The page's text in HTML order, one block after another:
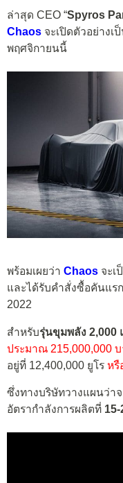
ล่าสุด CEO “Spyros
Chaos จะเปิดตัวอย่าง
พฤศจิกายนนี้
พร้อมเผยว่า Chaos จะเ
และได้รับคำสั่งซื้อคันแร
2022
สำหรับรุ่นขุมพลัง 2,000
ประมาณ 215,000,000
อยู่ที่ 12,400,000 ยูโร หรื
ซึ่งทางบริษัทวางแผนว่า
อัตรากำลังการผลิตที่